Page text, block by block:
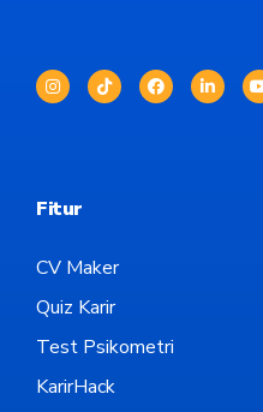
Fitur
CV Maker
Quiz Karir
Test Psikometri
KarirHack